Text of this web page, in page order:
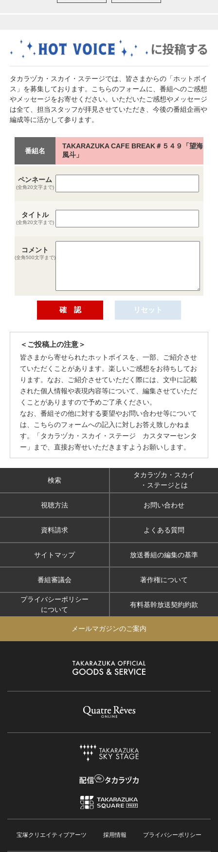
タカラヅカ・スカイ・ステージでは、皆さまからの「ホットボイ
ス」を募集しております。こちらのフォームに、番組へのご感想
やメッセージをお寄せください。いただいたご感想やメッセージ
は全て、担当スタッフが拝見させていただき、今後の番組企画や
編成等に活かして参ります。
番組名
TAKARAZUKA CAFE BREAK＃５４９「望海
風斗」
ペンネーム
(全角20文字まで)
タイトル
(全角20文字まで)
コメント
(全角500文字まで)
＜ご投稿上の注意＞
皆さまから寄せられたホットボイスを、一部、ご紹介させ
ていただくことがあります。楽しいご感想をお待ちしてお
ります。なお、ご紹介させていただく際には、文中に記載
された個人情報や表現内容等について、編集させていただ
くことがありますので予めご了承ください。
なお、番組その他に対する要望やお問い合わせ等について
は、こちらのフォームへの記入に対しお答え致しかねま
す。「タカラヅカ・スカイ・ステージ カスタマーセンタ
ー」まで、直接お寄せいただきますようお願いします。
検索
タカラヅカ・スカイ
・ステージとは
視聴方法 お問い合わせ
資料請求 よくある質問
サイトマップ 放送番組の編集の基準
番組審議会 著作権について
プライバシーポリシー
について
有料基幹放送契約約款
メールマガジンのご案内
宝塚クリエイティブアーツ 採用情報 プライバシーポリシー